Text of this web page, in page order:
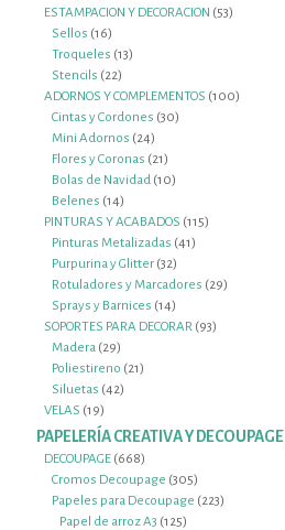
productos
ESTAMPACION Y DECORACION 5353
Sellos 1616
productos
Troqueles 1313
Stencils 2222
productos
ADORNOS Y COMPLEMENTOS 100100
Cintas y Cordones 3030
Mini Adornos 2424
productos
Flores y Coronas 2121
productos
Bolas de Navidad 1010
Belenes 1414
productos
PINTURAS Y ACABADOS 115115
Pinturas Metalizadas 4141
Purpurina y Glitter 3232
productos
Rotuladores y Marcadores 2929
Sprays y Barnices 1414
productos
SOPORTES PARA DECORAR 9393
Madera 2929
productos
Poliestireno 2121
Siluetas 4242
VELAS 1919
productos
PAPELERÍA CREATIVA Y DECOUPAGE
DECOUPAGE 668668
productos
Cromos Decoupage 305305
productos
Papeles para Decoupage 223223
Papel de arroz A3 125125